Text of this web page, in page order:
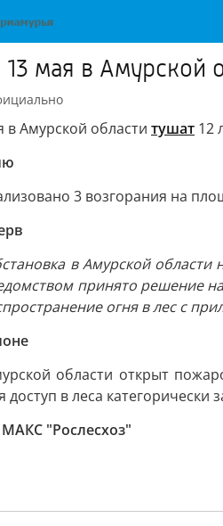
13 мая в Амурской
в Амурской области тушат 12
3 возгорания на
в Амурской области
принято решение
огня в лес с
области открыт
доступ в леса категорически
"Рослесхоз"